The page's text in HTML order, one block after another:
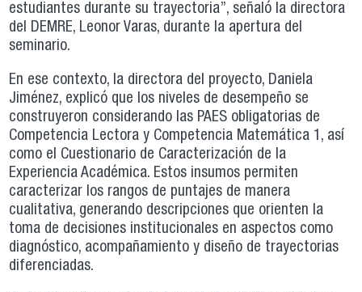
estudiantes durante su trayectoria”, señaló la directora
del DEMRE, Leonor Varas, durante la apertura del
seminario.
En ese contexto, la directora del proyecto, Daniela
Jiménez, explicó que los niveles de desempeño se
construyeron considerando las PAES obligatorias de
Competencia Lectora y Competencia Matemática 1, así
como el Cuestionario de Caracterización de la
Experiencia Académica. Estos insumos permiten
caracterizar los rangos de puntajes de manera
cualitativa, generando descripciones que orienten la
toma de decisiones institucionales en aspectos como
diagnóstico, acompañamiento y diseño de trayectorias
diferenciadas.